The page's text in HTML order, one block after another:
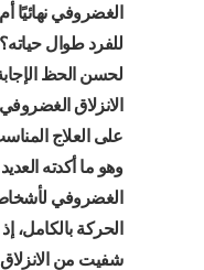
الغضروفي
للفرد طوال حياته؟
لحسن الحظ
الانزلاق
على العلاج
وهو ما أكدته
الغضروفي
الحركة بالكامل،
شفيت من الانزلاق